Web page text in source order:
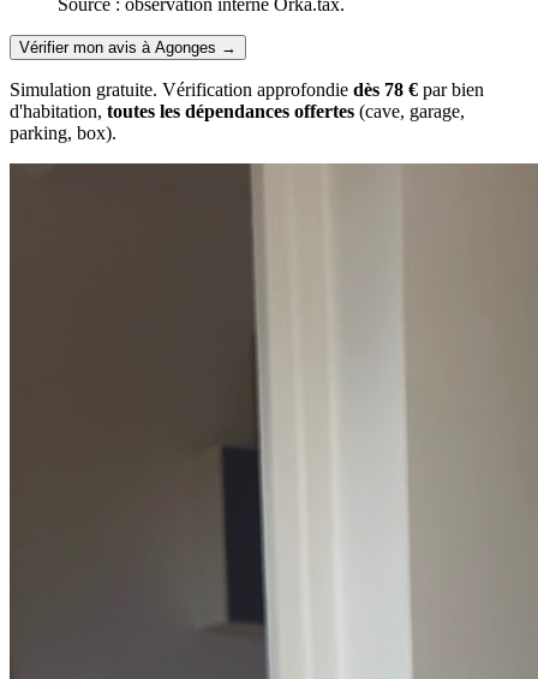
Vérifier mon avis à Agonges →
Simulation gratuite. Vérification approfondie dès 78 € par bien
d'habitation, toutes les dépendances offertes (cave, garage,
parking, box).